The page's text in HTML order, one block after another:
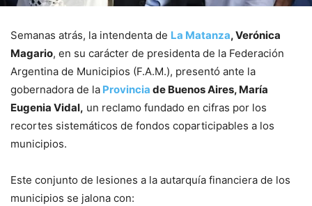
Semanas atrás, la intendenta de La Matanza, Verónica
Magario, en su carácter de presidenta de la Federación
Argentina de Municipios (F.A.M.), presentó ante la
gobernadora de la Provincia de Buenos Aires, María
Eugenia Vidal, un reclamo fundado en cifras por los
recortes sistemáticos de fondos coparticipables a los
municipios.
Este conjunto de lesiones a la autarquía financiera de los
municipios se jalona con: